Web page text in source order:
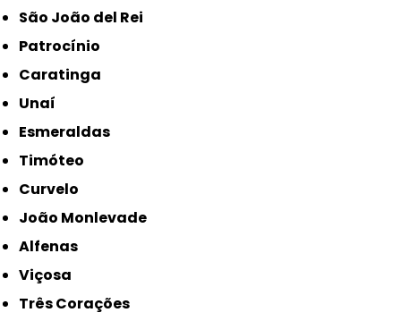
São João del Rei
Patrocínio
Caratinga
Unaí
Esmeraldas
Timóteo
Curvelo
João Monlevade
Alfenas
Viçosa
Três Corações